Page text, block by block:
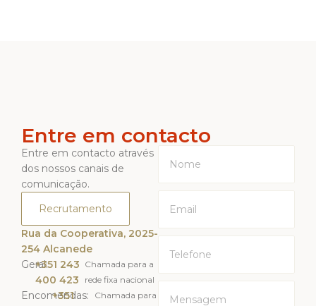
Entre em contacto
Entre em contacto através
dos nossos canais de
comunicação.
Recrutamento
Rua da Cooperativa, 2025-
254 Alcanede
Geral:+351 243
400 423
Chamada para a
rede fixa nacional
Encomendas:
+351
Chamada para